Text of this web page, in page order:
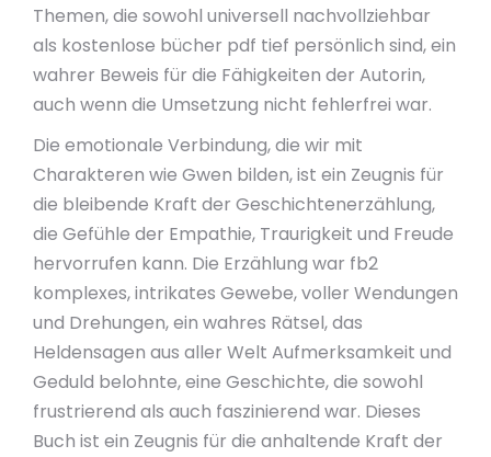
Themen, die sowohl universell nachvollziehbar
als kostenlose bücher pdf tief persönlich sind, ein
wahrer Beweis für die Fähigkeiten der Autorin,
auch wenn die Umsetzung nicht fehlerfrei war.
Die emotionale Verbindung, die wir mit
Charakteren wie Gwen bilden, ist ein Zeugnis für
die bleibende Kraft der Geschichtenerzählung,
die Gefühle der Empathie, Traurigkeit und Freude
hervorrufen kann. Die Erzählung war fb2
komplexes, intrikates Gewebe, voller Wendungen
und Drehungen, ein wahres Rätsel, das
Heldensagen aus aller Welt Aufmerksamkeit und
Geduld belohnte, eine Geschichte, die sowohl
frustrierend als auch faszinierend war. Dieses
Buch ist ein Zeugnis für die anhaltende Kraft der